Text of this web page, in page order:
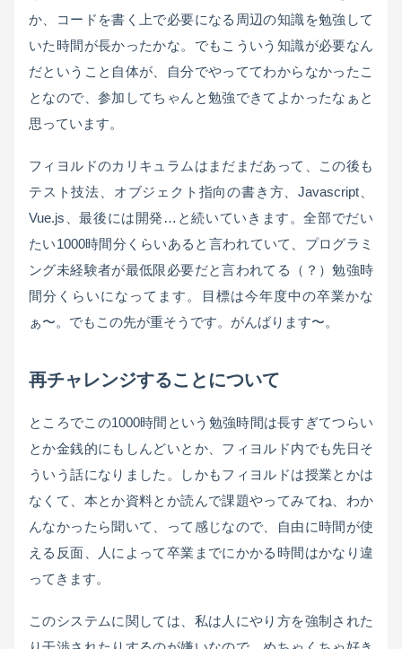
か、コードを書く上で必要になる周辺の知識を勉強して
いた時間が長かったかな。でもこういう知識が必要なん
だということ自体が、自分でやっててわからなかったこ
となので、参加してちゃんと勉強できてよかったなぁと
思っています。
フィヨルドのカリキュラムはまだまだあって、この後も
テスト技法、オブジェクト指向の書き方、Javascript、
Vue.js、最後には開発…と続いていきます。全部でだい
たい1000時間分くらいあると言われていて、プログラミ
ング未経験者が最低限必要だと言われてる（？）勉強時
間分くらいになってます。目標は今年度中の卒業かな
ぁ〜。でもこの先が重そうです。がんばります〜。
再チャレンジすることについて
ところでこの1000時間という勉強時間は長すぎてつらい
とか金銭的にもしんどいとか、フィヨルド内でも先日そ
ういう話になりました。しかもフィヨルドは授業とかは
なくて、本とか資料とか読んで課題やってみてね、わか
んなかったら聞いて、って感じなので、自由に時間が使
える反面、人によって卒業までにかかる時間はかなり違
ってきます。
このシステムに関しては、私は人にやり方を強制された